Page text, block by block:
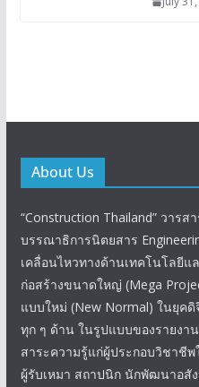
About Us
“Construction Thailand” วารส
บรรณาธิการนิตยสาร
เคลื่อนไหวทางด้านเทคโนโลยีแ
ก่อสร้างขนาดใหญ่ (Mega
แบบใหม่ (New Normal) ในยุค
ทุก ๆ ด้าน ในรูปแบบของรายงา
สาระความรู้แก่ผู้ประกอบวิชาชี
ผู้รับเหมา สถาปนิก นักพัฒนาอสั